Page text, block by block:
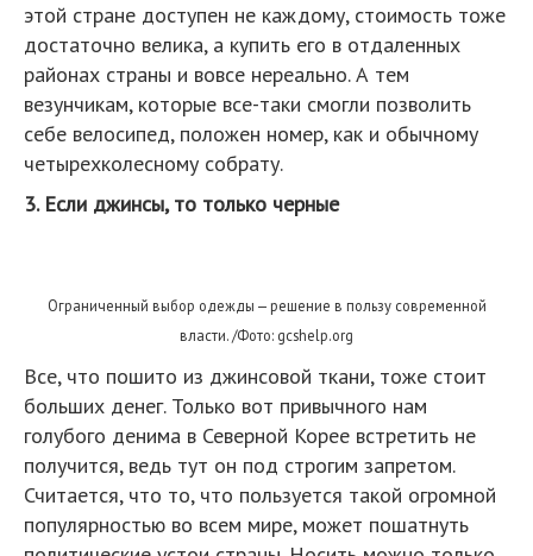
этой стране доступен не каждому, стоимость тоже
достаточно велика, а купить его в отдаленных
районах страны и вовсе нереально. А тем
везунчикам, которые все-таки смогли позволить
себе велосипед, положен номер, как и обычному
четырехколесному собрату.
3. Если джинсы, то только черные
Ограниченный выбор одежды — решение в пользу современной
власти. /Фото: gcshelp.org
Все, что пошито из джинсовой ткани, тоже стоит
больших денег. Только вот привычного нам
голубого денима в Северной Корее встретить не
получится, ведь тут он под строгим запретом.
Считается, что то, что пользуется такой огромной
популярностью во всем мире, может пошатнуть